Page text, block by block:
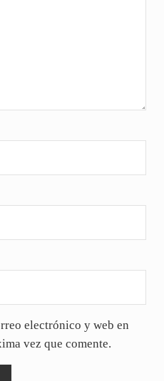
electrónico y web en
vez que comente.